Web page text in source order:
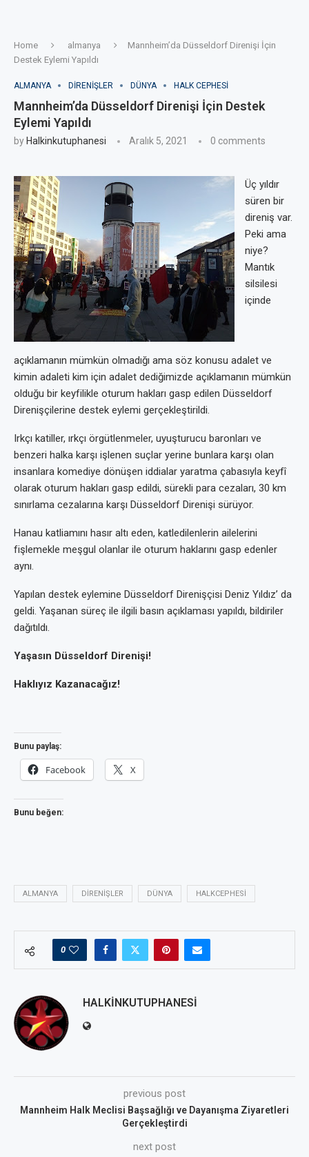
Home almanya
Mannheim’da Düsseldorf Direnişi İçin
Destek Eylemi Yapıldı
ALMANYA DIRENIŞLER DÜNYA HALK CEPHESI
Mannheim’da Düsseldorf Direnişi İçin Destek
Eylemi Yapıldı
by Halkinkutuphanesi Aralık 5, 2021 0 comments
Üç yıldır
süren bir
direniş var.
Peki ama
niye?
Mantık
silsilesi
içinde
açıklamanın mümkün olmadığı ama söz konusu adalet ve
kimin adaleti kim için adalet dediğimizde açıklamanın mümkün
olduğu bir keyfilikle oturum hakları gasp edilen Düsseldorf
Direnişçilerine destek eylemi gerçekleştirildi.
Irkçı katiller, ırkçı örgütlenmeler, uyuşturucu baronları ve
benzeri halka karşı işlenen suçlar yerine bunlara karşı olan
insanlara komediye dönüşen iddialar yaratma çabasıyla keyfî
olarak oturum hakları gasp edildi, sürekli para cezaları, 30 km
sınırlama cezalarına karşı Düsseldorf Direnişi sürüyor.
Hanau katliamını hasır altı eden, katledilenlerin ailelerini
fişlemekle meşgul olanlar ile oturum haklarını gasp edenler
aynı.
Yapılan destek eylemine Düsseldorf Direnişçisi Deniz Yıldız’ da
geldi. Yaşanan süreç ile ilgili basın açıklaması yapıldı, bildiriler
dağıtıldı.
Yaşasın Düsseldorf Direnişi!
Haklıyız Kazanacağız!
Bunu paylaş:
Facebook X
Bunu beğen:
ALMANYA DIRENIŞLER DÜNYA HALKCEPHESI
0
HALKINKUTUPHANESI
previous post
Mannheim Halk Meclisi Başsağlığı ve Dayanışma Ziyaretleri
Gerçekleştirdi
next post